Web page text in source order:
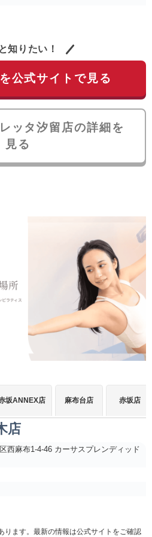
知りたい！
公式サイトで見る
ッタ汐留店の詳細を
見る
坂ANNEX店 麻布台店 赤坂店
店
西麻布1-4-46 カーサスプレンディッド
ます。最新の情報は公式サイトをご確認